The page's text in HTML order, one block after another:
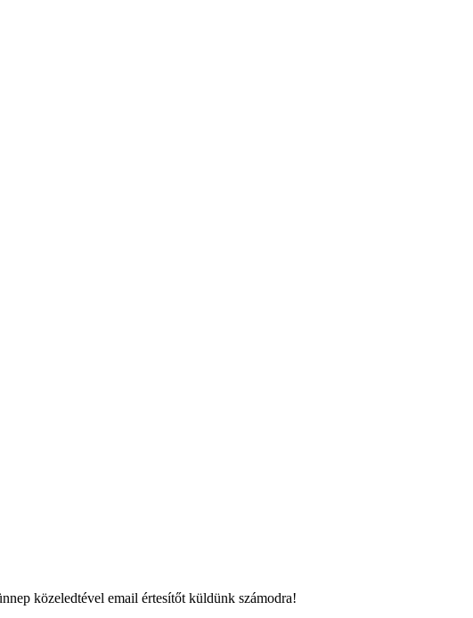
közeledtével email értesítőt küldünk számodra!